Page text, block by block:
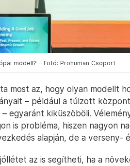
modell? – Fotó: Prohuman Csoport
most az, hogy olyan modellt
– például a túlzott
egyaránt kiküszöböli.
is probléma, hiszen nagyon
alapján, de a verseny-
az is segítheti, ha a